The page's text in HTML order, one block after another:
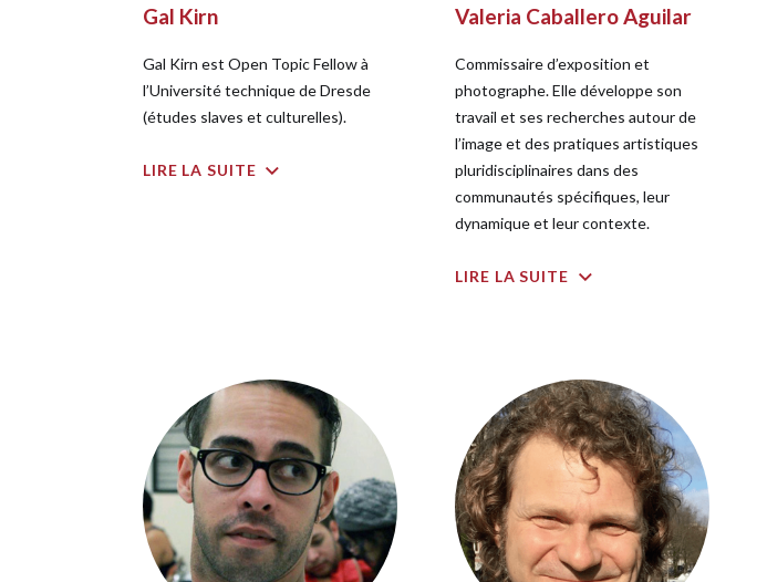
Gal Kirn
Gal Kirn est Open Topic Fellow à
l’Université technique de Dresde
(études slaves et culturelles).
LIRE LA SUITE
Valeria Caballero Aguilar
Commissaire d’exposition et
photographe. Elle développe son
travail et ses recherches autour de
l’image et des pratiques artistiques
pluridisciplinaires dans des
communautés spécifiques, leur
dynamique et leur contexte.
LIRE LA SUITE